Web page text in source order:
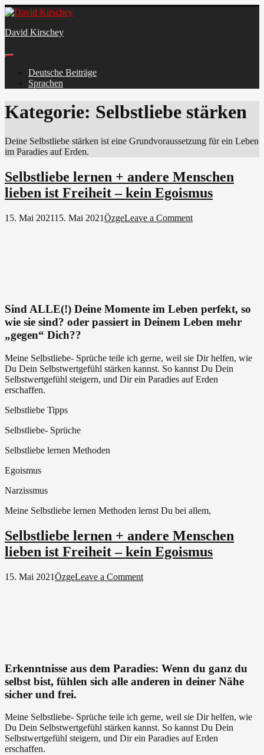
Skip
content
David Kirschey
Deutsche Beiträge
Sprachen
Kategorie: Selbstliebe stärken
Deine Selbstliebe stärken ist eine Grundvoraussetzung für ein Leben
im Paradies auf Erden.
Selbstliebe lernen + andere Menschen
lieben ist Freiheit – kein Egoismus
15. Mai 202115. Mai 2021ÖzgeLeave a Commenton
–
kein
Sind ALLE(!) Deine Momente im Leben perfekt, so
wie sie sind? oder passiert in Deinem Leben mehr
„gegen“ Dich??
Meine Selbstliebe- Sprüche teile ich gerne, weil sie Dir helfen, wie
Du Dein Selbstwertgefühl stärken kannst. So kannst Du Dein
Selbstwertgefühl steigern, und Dir ein Paradies auf Erden
erschaffen.
Selbstliebe Tipps
Selbstliebe- Sprüche
Selbstliebe lernen Methoden
Egoismus
Narzissmus
Meine Selbstliebe lernen Methoden lernst Du bei allem,
Selbstliebe lernen + andere Menschen
lieben ist Freiheit – kein Egoismus
15. Mai 2021ÖzgeLeave a Commenton
–
kein
Erkenntnisse aus dem Paradies: Wenn du ganz du
selbst bist, fühlen sich alle anderen in deiner Nähe
sicher und frei.
Meine Selbstliebe- Sprüche teile ich gerne, weil sie Dir helfen, wie
Du Dein Selbstwertgefühl stärken kannst. So kannst Du Dein
Selbstwertgefühl steigern, und Dir ein Paradies auf Erden
erschaffen.